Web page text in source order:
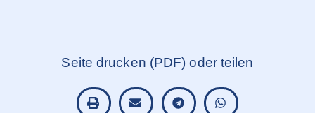
Seite drucken (PDF) oder teilen